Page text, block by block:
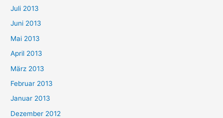
Juli 2013
Juni 2013
Mai 2013
April 2013
März 2013
Februar 2013
Januar 2013
Dezember 2012